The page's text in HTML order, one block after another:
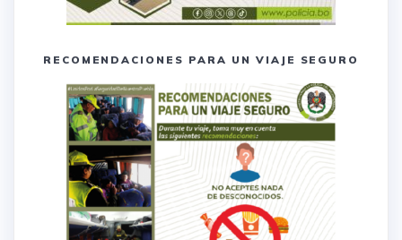
RECOMENDACIONES PARA UN VIAJE SEGURO